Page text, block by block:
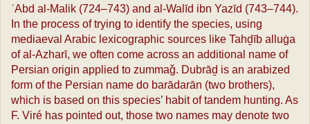
ʿAbd al-Malik (724‒743) and al-Walīd ibn Yazīd (743‒744).
In the process of trying to identify the species, using
mediaeval Arabic lexicographic sources like Tahḏīb al­luġa
of al-Azharī, we often come across an additional name of
Persian origin applied to zummaǧ. Dubrāḏ is an arabized
form of the Persian name do barādarān (two brothers),
which is based on this species’ habit of tandem hunting. As
F. Viré has pointed out, those two names may denote two